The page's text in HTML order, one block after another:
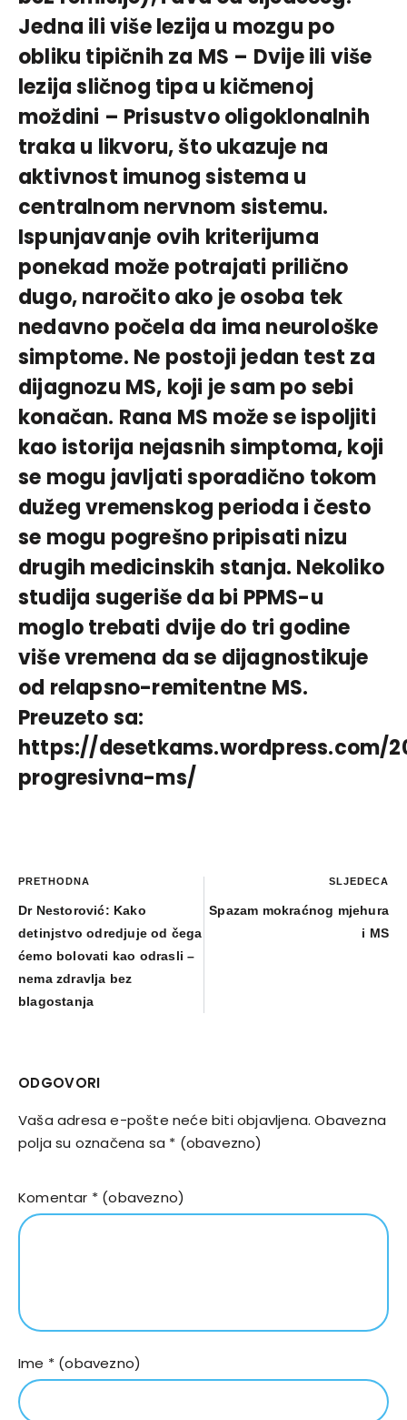
Jedna ili više lezija u mozgu po
obliku tipičnih za MS – Dvije ili više
lezija sličnog tipa u kičmenoj
moždini – Prisustvo oligoklonalnih
traka u likvoru, što ukazuje na
aktivnost imunog sistema u
centralnom nervnom sistemu.
Ispunjavanje ovih kriterijuma
ponekad može potrajati prilično
dugo, naročito ako je osoba tek
nedavno počela da ima neurološke
simptome. Ne postoji jedan test za
dijagnozu MS, koji je sam po sebi
konačan. Rana MS može se ispoljiti
kao istorija nejasnih simptoma, koji
se mogu javljati sporadično tokom
dužeg vremenskog perioda i često
se mogu pogrešno pripisati nizu
drugih medicinskih stanja. Nekoliko
studija sugeriše da bi PPMS-u
moglo trebati dvije do tri godine
više vremena da se dijagnostikuje
od relapsno-remitentne MS.
Preuzeto sa:
https://desetkams.wordpress.com/
progresivna-ms/
PRETHODNA
Dr Nestorović: Kako
detinjstvo odredjuje od čega
ćemo bolovati kao odrasli –
nema zdravlja bez
blagostanja
SLJEDEĆA
Spazam mokraćnog mjehura
i MS
ODGOVORI
Vaša adresa e-pošte neće biti objavljena. Obavezna
polja su označena sa * (obavezno)
Komentar * (obavezno)
Ime * (obavezno)